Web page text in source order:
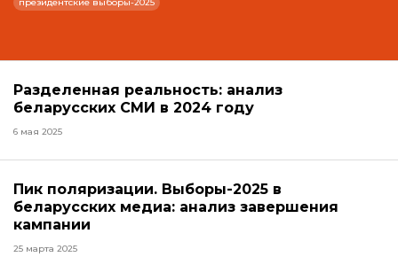
Разделенная реальность: анализ
беларусских СМИ в 2024 году
6 мая 2025
Пик поляризации. Выборы-2025 в
беларусских медиа: анализ завершения
кампании
25 марта 2025